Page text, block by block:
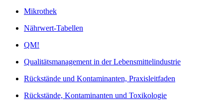
Mikrothek
Nährwert-Tabellen
QM!
Qualitätsmanagement in der Lebensmittelindustrie
Rückstände und Kontaminanten, Praxisleitfaden
Rückstände, Kontaminanten und Toxikologie